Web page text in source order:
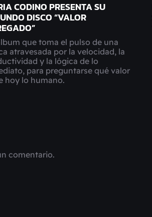
CODINO PRESENTA SU
DISCO “VALOR
que toma el pulso de una
atravesada por la velocidad, la
y la lógica de lo
para preguntarse qué valor
hoy lo humano.
comentario.